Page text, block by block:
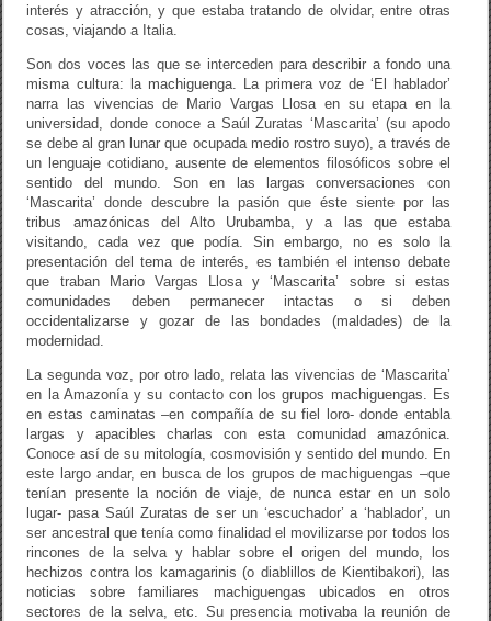
interés y atracción, y que estaba tratando de olvidar, entre otras
cosas, viajando a Italia.
Son dos voces las que se interceden para describir a fondo una
misma cultura: la machiguenga. La primera voz de ‘El hablador’
narra las vivencias de Mario Vargas Llosa en su etapa en la
universidad, donde conoce a Saúl Zuratas ‘Mascarita’ (su apodo
se debe al gran lunar que ocupada medio rostro suyo), a través de
un lenguaje cotidiano, ausente de elementos filosóficos sobre el
sentido del mundo. Son en las largas conversaciones con
‘Mascarita’ donde descubre la pasión que éste siente por las
tribus amazónicas del Alto Urubamba, y a las que estaba
visitando, cada vez que podía. Sin embargo, no es solo la
presentación del tema de interés, es también el intenso debate
que traban Mario Vargas Llosa y ‘Mascarita’ sobre si estas
comunidades deben permanecer intactas o si deben
occidentalizarse y gozar de las bondades (maldades) de la
modernidad.
La segunda voz, por otro lado, relata las vivencias de ‘Mascarita’
en la Amazonía y su contacto con los grupos machiguengas. Es
en estas caminatas –en compañía de su fiel loro- donde entabla
largas y apacibles charlas con esta comunidad amazónica.
Conoce así de su mitología, cosmovisión y sentido del mundo. En
este largo andar, en busca de los grupos de machiguengas –que
tenían presente la noción de viaje, de nunca estar en un solo
lugar- pasa Saúl Zuratas de ser un ‘escuchador’ a ‘hablador’, un
ser ancestral que tenía como finalidad el movilizarse por todos los
rincones de la selva y hablar sobre el origen del mundo, los
hechizos contra los kamagarinis (o diablillos de Kientibakori), las
noticias sobre familiares machiguengas ubicados en otros
sectores de la selva, etc. Su presencia motivaba la reunión de